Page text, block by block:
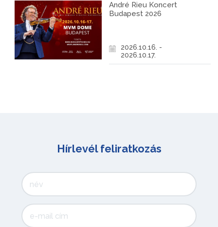
André Rieu Koncert
Budapest 2026
2026.10.16. -
2026.10.17.
Hírlevél feliratkozás